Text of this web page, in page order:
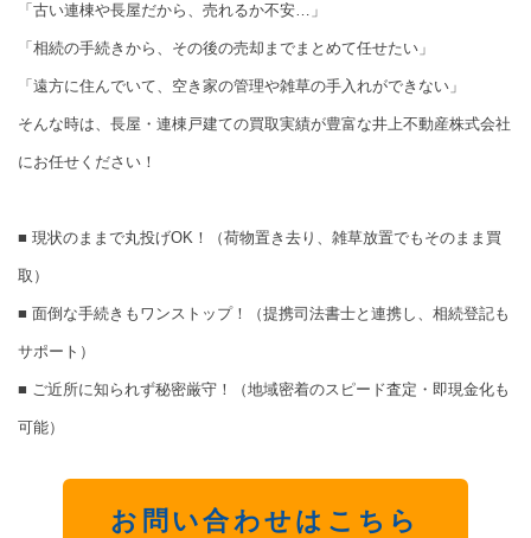
「古い連棟や長屋だから、売れるか不安…」
「相続の手続きから、その後の売却までまとめて任せたい」
「遠方に住んでいて、空き家の管理や雑草の手入れができない」
そんな時は、長屋・連棟戸建ての買取実績が豊富な井上不動産株式会社
にお任せください！
■ 現状のままで丸投げOK！（荷物置き去り、雑草放置でもそのまま買
取）
■ 面倒な手続きもワンストップ！（提携司法書士と連携し、相続登記も
サポート）
■ ご近所に知られず秘密厳守！（地域密着のスピード査定・即現金化も
可能）
お問い合わせはこちら